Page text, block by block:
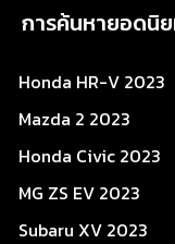
การค้นหายอดนิ
Honda HR-V 2023
Mazda 2 2023
Honda Civic 2023
MG ZS EV 2023
Subaru XV 2023